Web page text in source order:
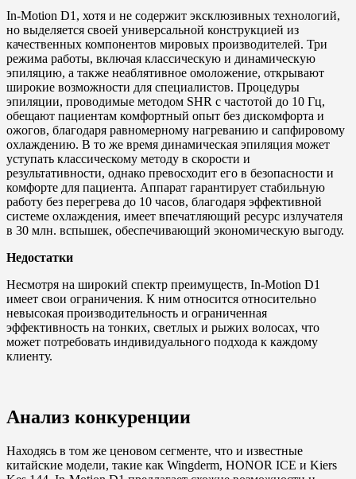
In-Motion D1, хотя и не содержит эксклюзивных технологий,
но выделяется своей универсальной конструкцией из
качественных компонентов мировых производителей. Три
режима работы, включая классическую и динамическую
эпиляцию, а также неаблятивное омоложение, открывают
широкие возможности для специалистов. Процедуры
эпиляции, проводимые методом SHR с частотой до 10 Гц,
обещают пациентам комфортный опыт без дискомфорта и
ожогов, благодаря равномерному нагреванию и сапфировому
охлаждению. В то же время динамическая эпиляция может
уступать классическому методу в скорости и
результативности, однако превосходит его в безопасности и
комфорте для пациента. Аппарат гарантирует стабильную
работу без перегрева до 10 часов, благодаря эффективной
системе охлаждения, имеет впечатляющий ресурс излучателя
в 30 млн. вспышек, обеспечивающий экономическую выгоду.
Недостатки
Несмотря на широкий спектр преимуществ, In-Motion D1
имеет свои ограничения. К ним относится относительно
невысокая производительность и ограниченная
эффективность на тонких, светлых и рыжих волосах, что
может потребовать индивидуального подхода к каждому
клиенту.
Анализ конкуренции
Находясь в том же ценовом сегменте, что и известные
китайские модели, такие как Wingderm, HONOR ICE и Kiers